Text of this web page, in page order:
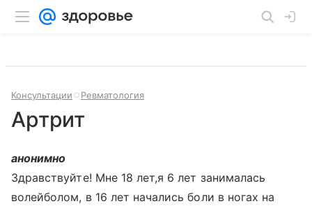
Консультации Ревматология
Артрит
анонимно
Здравствуйте! Мне 18 лет,я 6 лет занималась
волейболом, в 16 лет начались боли в ногах на